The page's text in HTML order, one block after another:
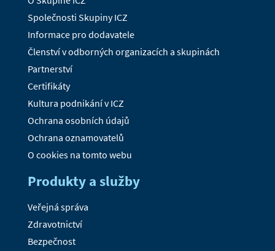
Společnosti Skupiny ICZ
Informace pro dodavatele
Členství v odborných organizacích a skupinách
Partnerství
Certifikáty
Kultura podnikání v ICZ
Ochrana osobních údajů
Ochrana oznamovatelů
O cookies na tomto webu
Produkty a služby
Veřejná správa
Zdravotnictví
Bezpečnost